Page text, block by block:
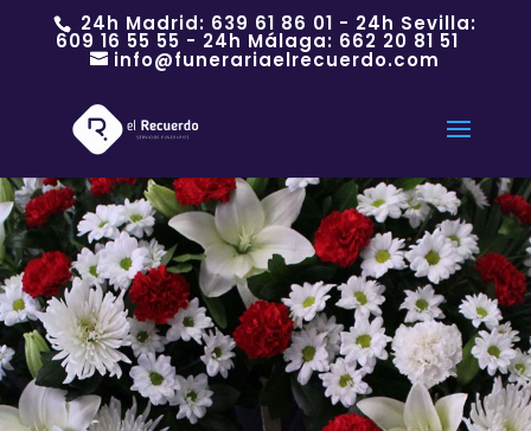
24h Madrid: 639 61 86 01 - 24h Sevilla:
609 16 55 55 - 24h Málaga: 662 20 81 51
info@funerariaelrecuerdo.com